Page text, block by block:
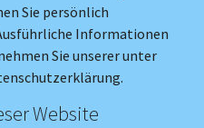
Sie persönlich
Informationen
Sie unserer unter
Website